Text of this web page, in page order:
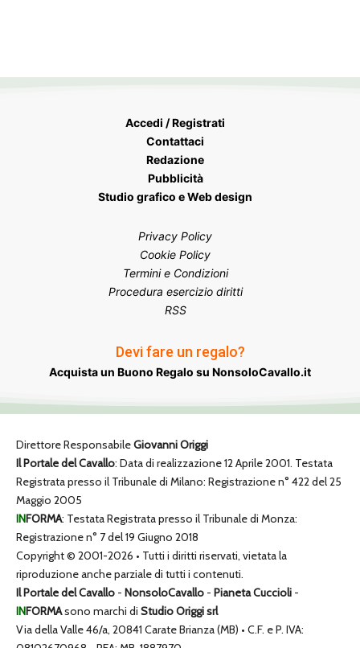
Accedi / Registrati
Contattaci
Redazione
Pubblicità
Studio grafico e Web design
Privacy Policy
Cookie Policy
Termini e Condizioni
Procedura esercizio diritti
RSS
Devi fare un regalo?
Acquista un Buono Regalo su NonsoloCavallo.it
Direttore ResponsabileGiovanni Origgi
Il Portale del Cavallo: Data di realizzazione 12 Aprile 2001. Testata
Registrata presso il Tribunale di Milano: Registrazione n° 422 del 25
Maggio 2005
INFORMA: Testata Registrata presso il Tribunale di Monza:
Registrazione n° 7 del 19 Giugno 2018
Copyright © 2001-2026 • Tutti i diritti riservati, vietata la
riproduzione anche parziale di tutti i contenuti.
Il Portale del Cavallo - NonsoloCavallo - Pianeta Cuccioli -
INFORMAsono marchi di Studio Origgi srl
Via della Valle 46/a, 20841 Carate Brianza (MB) • C.F. e P. IVA: